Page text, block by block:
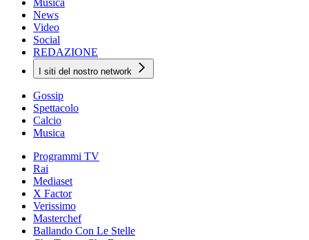
Musica
News
Video
Social
REDAZIONE
I siti del nostro network
Gossip
Spettacolo
Calcio
Musica
Programmi TV
Rai
Mediaset
X Factor
Verissimo
Masterchef
Ballando Con Le Stelle